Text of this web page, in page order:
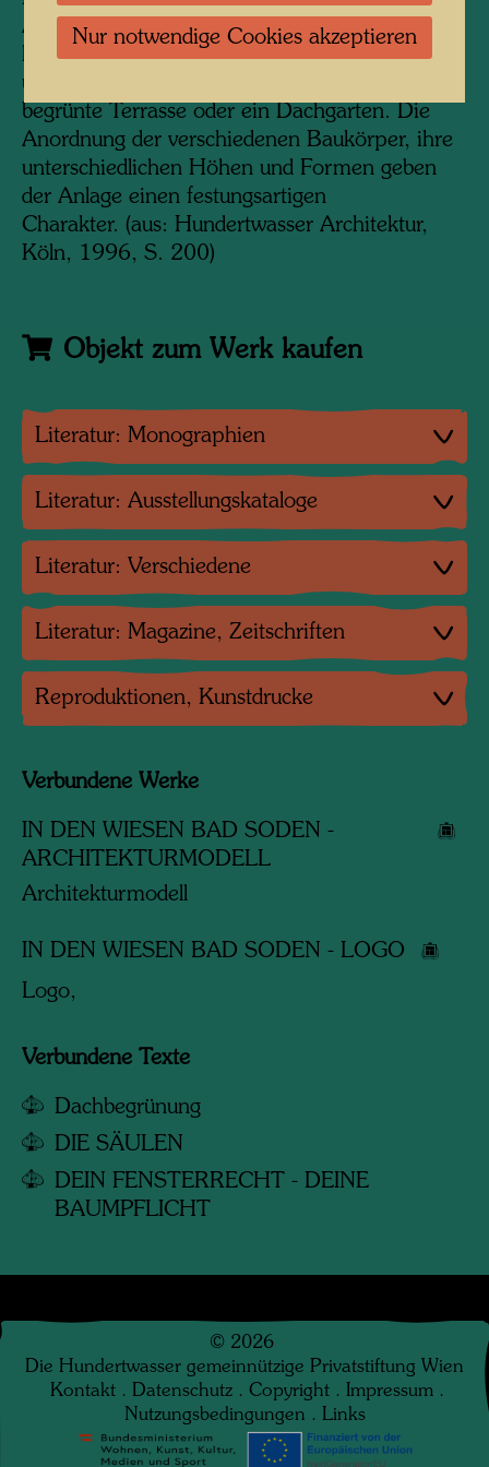
Anliegen für Vielfalt als "Haus im Haus"
konzipiert. Sie haben individuelle Grundrisse,
und zu jedem Wohnbereich gehört eine
begrünte Terrasse oder ein Dachgarten. Die
Anordnung der verschiedenen Baukörper, ihre
unterschiedlichen Höhen und Formen geben
der Anlage einen festungsartigen
Charakter. (aus: Hundertwasser Architektur,
Köln, 1996, S. 200)
Objekt zum Werk kaufen
Literatur: Monographien
Literatur: Ausstellungskataloge
Literatur: Verschiedene
Literatur: Magazine, Zeitschriften
Reproduktionen, Kunstdrucke
Verbundene Werke
IN DEN WIESEN BAD SODEN -
ARCHITEKTURMODELL
Architekturmodell
IN DEN WIESEN BAD SODEN - LOGO
Logo,
Verbundene Texte
Dachbegrünung
DIE SÄULEN
DEIN FENSTERRECHT - DEINE
BAUMPFLICHT
© 2026
Die Hundertwasser gemeinnützige Privatstiftung Wien
Kontakt . Datenschutz . Copyright . Impressum .
Nutzungsbedingungen . Links
Nur notwendige Cookies akzeptieren